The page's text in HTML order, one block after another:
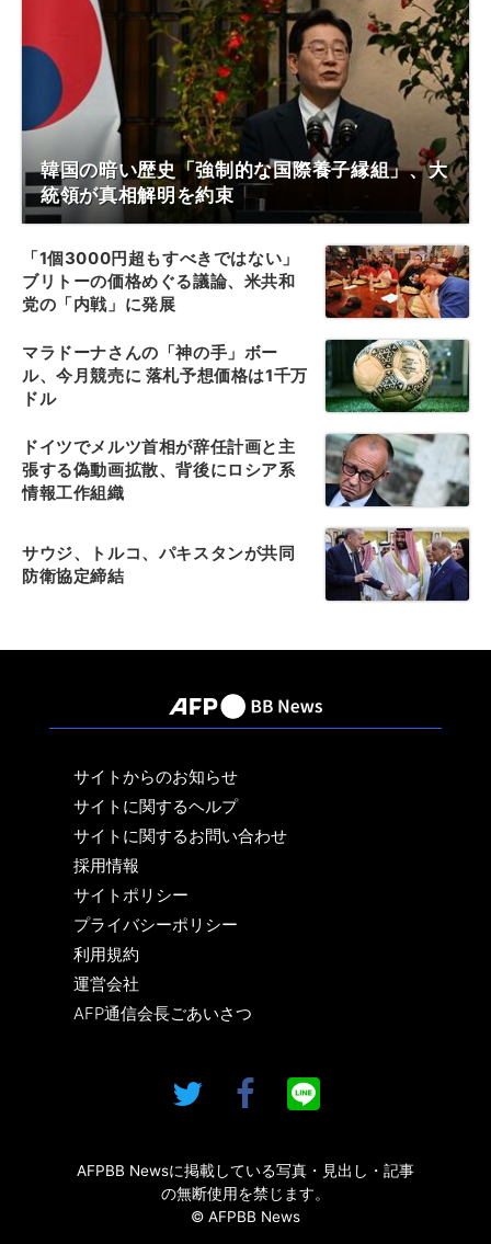
韓国の暗い歴史「強制的な国際養子縁組」、大
統領が真相解明を約束
「1個3000円超もすべきではない」
ブリトーの価格めぐる議論、米共和
党の「内戦」に発展
マラドーナさんの「神の手」ボー
ル、今月競売に 落札予想価格は1千万
ドル
ドイツでメルツ首相が辞任計画と主
張する偽動画拡散、背後にロシア系
情報工作組織
サウジ、トルコ、パキスタンが共同
防衛協定締結
サイトからのお知らせ
サイトに関するヘルプ
サイトに関するお問い合わせ
採用情報
サイトポリシー
プライバシーポリシー
利用規約
運営会社
AFP通信会長ごあいさつ
AFPBB Newsに掲載している写真・見出し・記事
の無断使用を禁じます。
© AFPBB News